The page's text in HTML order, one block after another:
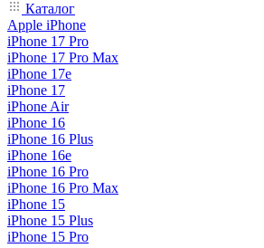
Каталог
Apple iPhone
iPhone 17 Pro
iPhone 17 Pro Max
iPhone 17e
iPhone 17
iPhone Air
iPhone 16
iPhone 16 Plus
iPhone 16e
iPhone 16 Pro
iPhone 16 Pro Max
iPhone 15
iPhone 15 Plus
iPhone 15 Pro